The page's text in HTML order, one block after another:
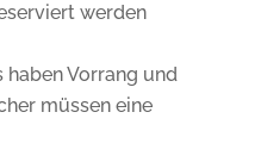
werden
haben Vorrang und
müssen eine